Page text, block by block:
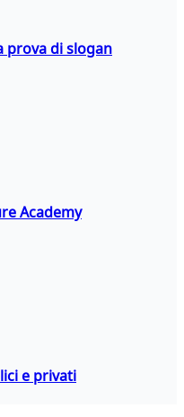
prova di slogan
Academy
e privati